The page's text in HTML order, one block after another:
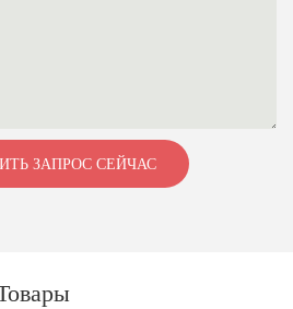
ЗАПРОС СЕЙЧАС